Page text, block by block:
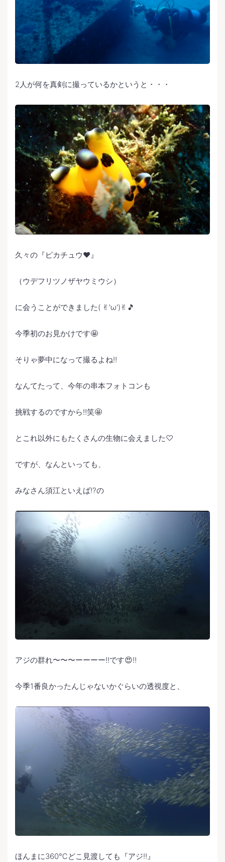
2人が何を真剣に撮っているかというと・・・
久々の『ピカチュウ❤️』
（ウデフリツノザヤウミウシ）
に会うことができました( ✌︎'ω')✌︎🎵
今季初のお見かけです🤩
そりゃ夢中になって撮るよね‼️
なんてたって、今年の串本フォトコンも
挑戦するのですから‼️笑🤩
とこれ以外にもたくさんの生物に会えました♡
ですが、なんといっても、
みなさん須江といえば⁉️の
アジの群れ〜〜〜ーーーー‼️です😍‼️
今季1番良かったんじゃないかぐらいの透視度と、
ほんまに360℃どこ見渡しても『アジ‼️』